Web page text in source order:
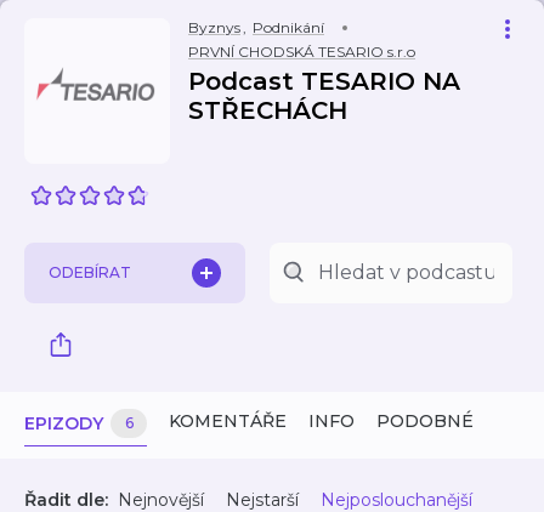
Byznys, Podnikání
PRVNÍ CHODSKÁ TESARIO s.r.o
Podcast TESARIO NA
STŘECHÁCH
ODEBÍRAT
EPIZODY 6 KOMENTÁŘE INFO PODOBNÉ
Řadit dle: Nejnovější Nejstarší Nejposlouchanější